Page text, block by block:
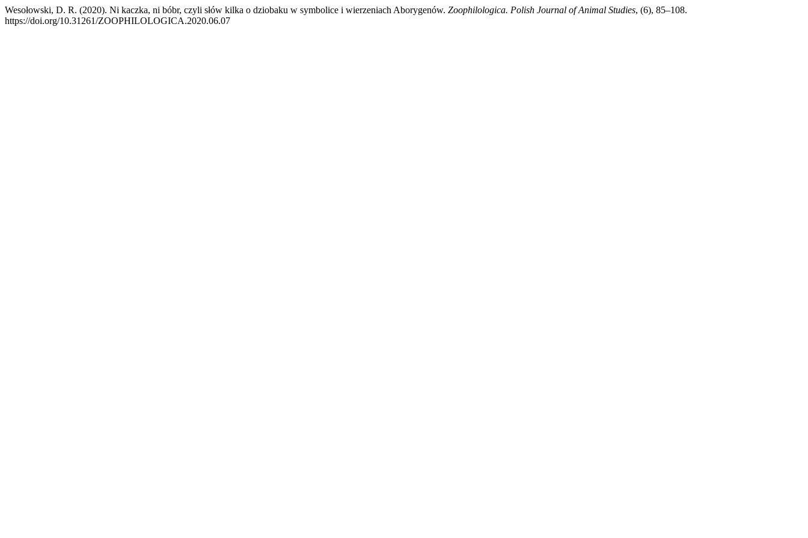
Wesołowski, D. R. (2020). Ni kaczka, ni bóbr, czyli słów kilka o dziobaku w symbolice i wierzeniach Aborygenów. Zoophilologica. Polish Journal of Animal Studies, (6), 85–108.
https://doi.org/10.31261/ZOOPHILOLOGICA.2020.06.07